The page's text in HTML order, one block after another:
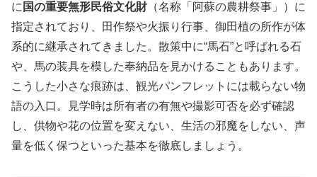
に 国の重要無形民俗文化財（名称「阿蘇の農耕祭事」）に
指定されており、田作祭や火振り行事、御田植の所作が体
系的に継承されてきました。散策中に“馬石”と呼ばれる石
や、馬の装具を模した奉納品を見かけることもあります。
こうした小さな痕跡は、観光パンフレットには載らない物
語の入口。見学時は所有者の有無や撮影可否を必ず確認
し、供物や花の位置を変えない、生活の邪魔をしない、声
量を低く保つといった基本を徹底しましょう。